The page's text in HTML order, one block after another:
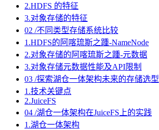
2.HDFS 的特征
3.对象存储的特征
02 /不同类型存储系统比较
1.HDFS的阿喀琉斯之踵-NameNode
2.对象存储的阿喀琉斯之踵-元数据
3.对象存储元数据性能及API限制
03 /探索湖仓一体架构未来的存储选型
1.技术关键点
2.JuiceFS
04 /湖仓一体架构在JuiceFS上的实践
1.湖仓一体架构